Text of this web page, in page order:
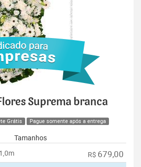
Suprema branca
Grátis Pague somente após a entrega
Tamanhos
R$ 679,00